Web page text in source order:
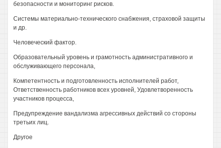
безопасности и мониторинг рисков.
Системы материально-технического снабжения, страховой защиты
и др.
Человеческий фактор.
Образовательный уровень и грамотность административного и
обслуживающего персонала,
Компетентность и подготовленность исполнителей работ,
Ответственность работников всех уровней, Удовлетворенность
участников процесса,
Предупреждение вандализма агрессивных действий со стороны
третьих лиц.
Другое